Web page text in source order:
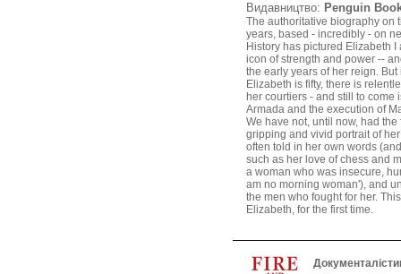
Видавництво: Penguin
The authoritative biography on
years, based - incredibly - on
History has pictured Elizabeth I
icon of strength and power --
the early years of her reign.
Elizabeth is fifty, there is
her courtiers - and still to come
Armada and the execution of
We have not, until now, had
gripping and vivid portrait of
often told in her own words
such as her love of chess and
a woman who was insecure,
am no morning woman'), and
the men who fought for her.
Elizabeth, for the first time.